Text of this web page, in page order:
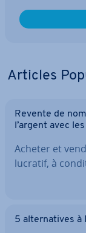
Articles
Revente de
l’argent avec
Acheter et
lucratif, à
5 al­ter­na­tives à